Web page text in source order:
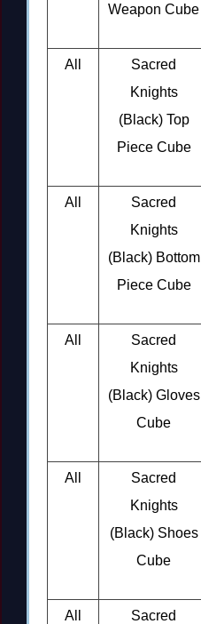
Weapon Cube
All
Sacred
Knights
(Black) Top
Piece Cube
All
Sacred
Knights
(Black) Bottom
Piece Cube
All
Sacred
Knights
(Black) Gloves
Cube
All
Sacred
Knights
(Black) Shoes
Cube
All
Sacred